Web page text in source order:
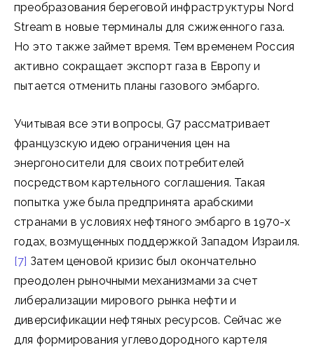
преобразования береговой инфраструктуры Nord
Stream в новые терминалы для сжиженного газа.
Но это также займет время. Тем временем Россия
активно сокращает экспорт газа в Европу и
пытается отменить планы газового эмбарго.
Учитывая все эти вопросы, G7 рассматривает
французскую идею ограничения цен на
энергоносители для своих потребителей
посредством картельного соглашения. Такая
попытка уже была предпринята арабскими
странами в условиях нефтяного эмбарго в 1970-х
годах, возмущенных поддержкой Западом Израиля.
[7] Затем ценовой кризис был окончательно
преодолен рыночными механизмами за счет
либерализации мирового рынка нефти и
диверсификации нефтяных ресурсов. Сейчас же
для формирования углеводородного картеля